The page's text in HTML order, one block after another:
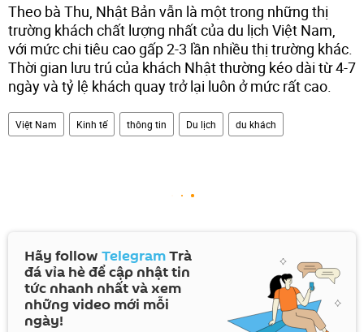
Theo bà Thu, Nhật Bản vẫn là một trong những thị
trường khách chất lượng nhất của du lịch Việt Nam,
với mức chi tiêu cao gấp 2-3 lần nhiều thị trường khác.
Thời gian lưu trú của khách Nhật thường kéo dài từ 4-7
ngày và tỷ lệ khách quay trở lại luôn ở mức rất cao.
Việt Nam Kinh tế thông tin Du lịch du khách
Hãy follow TelegramTrà
đá vỉa hè để cập nhật tin
tức nhanh nhất và xem
những video mới mỗi
ngày!